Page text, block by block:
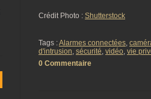
Crédit Photo : Shutterstock
Tags :Alarmes connectées,
d'intrusion, sécurité, vidéo, vie
0 Commentaire